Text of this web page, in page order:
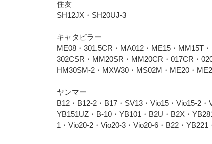
住友
SH12JX・SH20UJ-3
キャタピラー
ME08・301.5CR・MA012・ME15・MM15T
302CSR・MM20SR・MM20CR・017CR・
HM30SM-2・MXW30・MS02M・ME20・
ヤンマー
B12・B12-2・B17・SV13・Vio15・Vio15-2
YB151UZ・B-10・YB101・B2U・B2X・
1・Vio20-2・Vio20-3・Vio20-6・B22・